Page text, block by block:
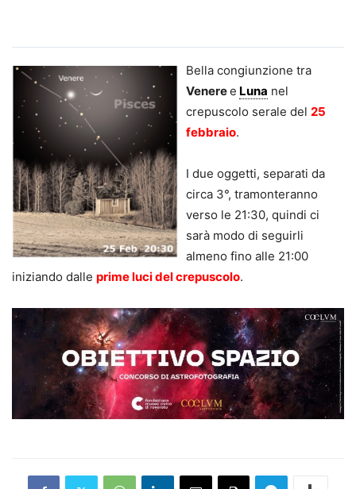
Bella congiunzione tra
Veneree Luna nel
crepuscolo serale del 25
febbraio.
I due oggetti, separati da
circa 3°, tramonteranno
verso le 21:30, quindi ci
sarà modo di seguirli
almeno fino alle 21:00
iniziando dalle prime luci del crepuscolo.